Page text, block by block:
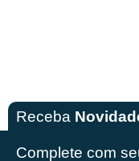
Receba
Complete com